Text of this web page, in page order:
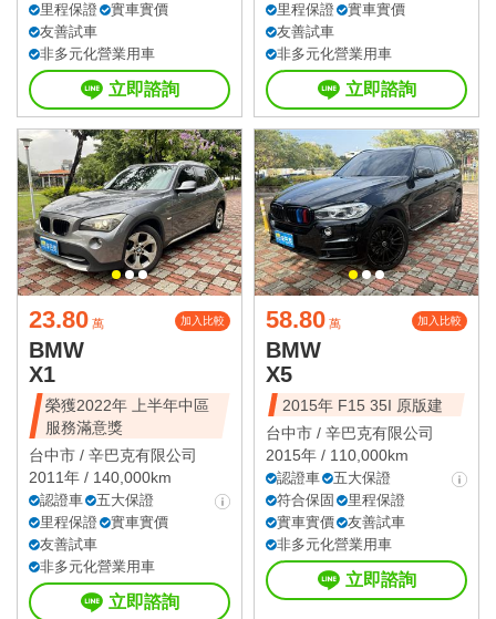
里程保證
實車實價
友善試車
非多元化營業用車
立即諮詢
里程保證
實車實價
友善試車
非多元化營業用車
立即諮詢
23.80 萬 加入比較
BMW
X1
榮獲2022年 上半年中區
服務滿意獎
台中市 / 辛巴克有限公司
2011年 / 140,000km
認證車
五大保證
里程保證
實車實價
友善試車
非多元化營業用車
立即諮詢
58.80 萬 加入比較
BMW
X5
2015年 F15 35I 原版建
台中市 / 辛巴克有限公司
2015年 / 110,000km
認證車
五大保證
符合保固
里程保證
實車實價
友善試車
非多元化營業用車
立即諮詢